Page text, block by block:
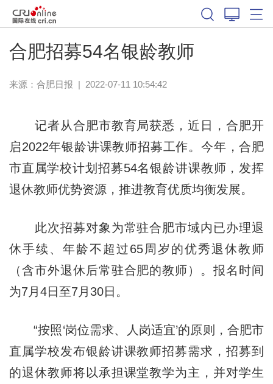
合肥招募54名银龄教师
来源： 合肥日报 | 2022-07-11 10:54:42
记者从合肥市教育局获悉，近日，合肥开
启2022年银龄讲课教师招募工作。今年，合肥
市直属学校计划招募54名银龄讲课教师，发挥
退休教师优势资源，推进教育优质均衡发展。
此次招募对象为常驻合肥市域内已办理退
休手续、年龄不超过65周岁的优秀退休教师
（含市外退休后常驻合肥的教师）。报名时间
为7月4日至7月30日。
“按照‘岗位需求、人岗适宜’的原则，合肥市
直属学校发布银龄讲课教师招募需求，招募到
的退休教师将以承担课堂教学为主，并对学生